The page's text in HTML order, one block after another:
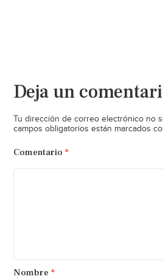
Deja un
Tu dirección de correo electrónico no
campos obligatorios están marcados
Comentario *
Nombre *